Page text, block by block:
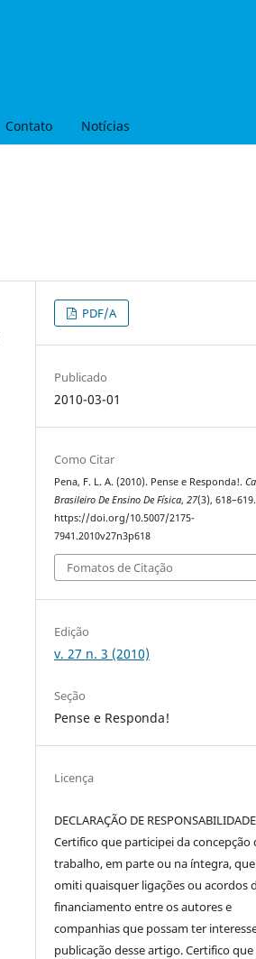
Contato Notícias
PDF/A
Publicado
2010-03-01
Como Citar
Pena, F. L. A. (2010). Pense e Responda!.
Brasileiro De Ensino De Física,27(3), 618–619.
https://doi.org/10.5007/2175-
7941.2010v27n3p618
Fomatos de Citação
Edição
v. 27 n. 3 (2010)
Seção
Pense e Responda!
Licença
DECLARAÇÃO DE RESPONSABILIDADE
Certifico que participei da concepção
trabalho, em parte ou na íntegra,
omiti quaisquer ligações ou acordos
financiamento entre os autores e
companhias que possam ter
publicação desse artigo. Certifico que